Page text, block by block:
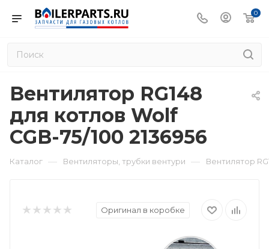
0
Вентилятор RG148
для котлов Wolf
CGB-75/100 2136956
Каталог — Вентиляторы, трубки вентури — Вентилятор
Оригинал в коробке